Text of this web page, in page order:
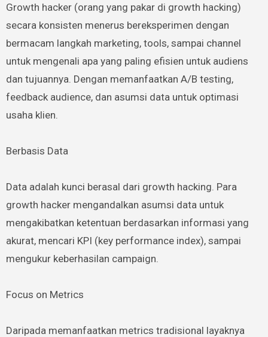
Growth hacker (orang yang pakar di growth hacking)
secara konsisten menerus bereksperimen dengan
bermacam langkah marketing, tools, sampai channel
untuk mengenali apa yang paling efisien untuk audiens
dan tujuannya. Dengan memanfaatkan A/B testing,
feedback audience, dan asumsi data untuk optimasi
usaha klien.
Berbasis Data
Data adalah kunci berasal dari growth hacking. Para
growth hacker mengandalkan asumsi data untuk
mengakibatkan ketentuan berdasarkan informasi yang
akurat, mencari KPI (key performance index), sampai
mengukur keberhasilan campaign.
Focus on Metrics
Daripada memanfaatkan metrics tradisional layaknya